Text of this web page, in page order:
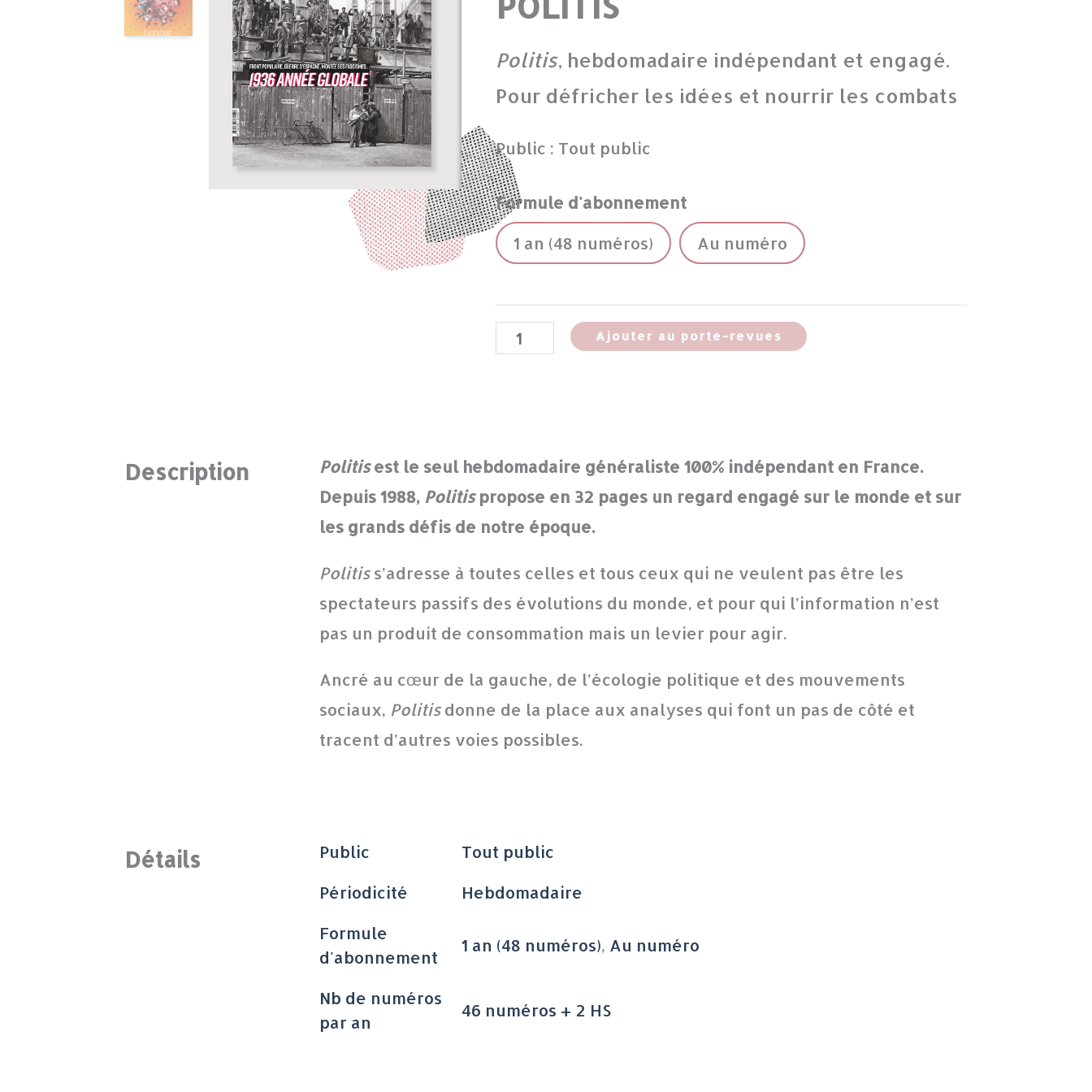
Politis, hebdomadaire indépendant et engagé.
Pour défricher les idées et nourrir les combats
Public : Tout public
Formule d'abonnement
1 an (48 numéros)
Au numéro
Ajouter au porte-revues
Description Politisest le seul hebdomadaire généraliste 100% indépendant en France.
Depuis 1988, Politispropose en 32 pages un regard engagé sur le monde et sur
les grands défis de notre époque.
Politiss’adresse à toutes celles et tous ceux qui ne veulent pas être les
spectateurs passifs des évolutions du monde, et pour qui l’information n’est
pas un produit de consommation mais un levier pour agir.
Ancré au cœur de la gauche, de l’écologie politique et des mouvements
sociaux, Politisdonne de la place aux analyses qui font un pas de côté et
tracent d’autres voies possibles.
Détails Public
Tout public
Périodicité
Hebdomadaire
Formule
d'abonnement
1 an (48 numéros), Au numéro
Nb de numéros
par an
46 numéros + 2 HS